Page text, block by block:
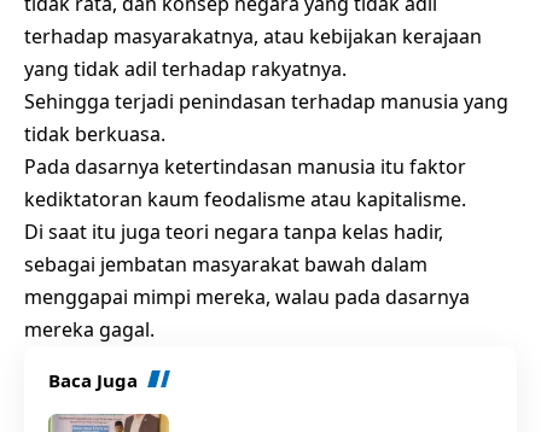
terhadap masyarakatnya, atau kebijakan kerajaan
yang tidak adil terhadap rakyatnya.
Sehingga terjadi penindasan terhadap manusia yang
tidak berkuasa.
Pada dasarnya ketertindasan manusia itu faktor
kediktatoran kaum feodalisme atau kapitalisme.
Di saat itu juga teori negara tanpa kelas hadir,
sebagai jembatan masyarakat bawah dalam
menggapai mimpi mereka, walau pada dasarnya
mereka gagal.
Baca Juga